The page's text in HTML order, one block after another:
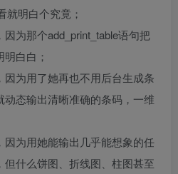
就明白个究竟；
为那个add_print_table语句把
白白；
为用了她再也不用后台生成条
态输出清晰准确的条码，一维
为用她能输出几乎能想象的任
什么饼图、折线图、柱图甚至